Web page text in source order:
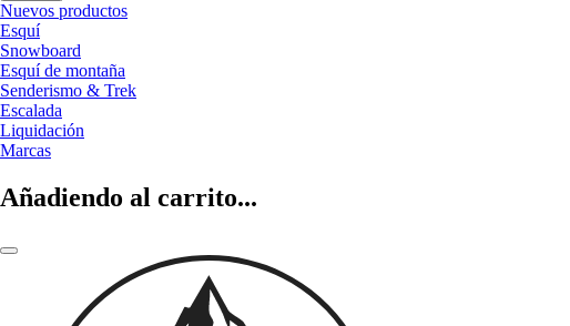
Nuevos productos
Esquí
Snowboard
Esquí de montaña
Senderismo & Trek
Escalada
Liquidación
Marcas
Añadiendo al carrito...